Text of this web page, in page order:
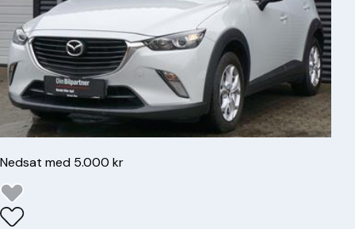
Nedsat med 5.000 kr